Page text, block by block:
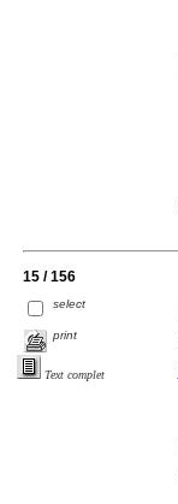
15 / 156
select
print
Text complet